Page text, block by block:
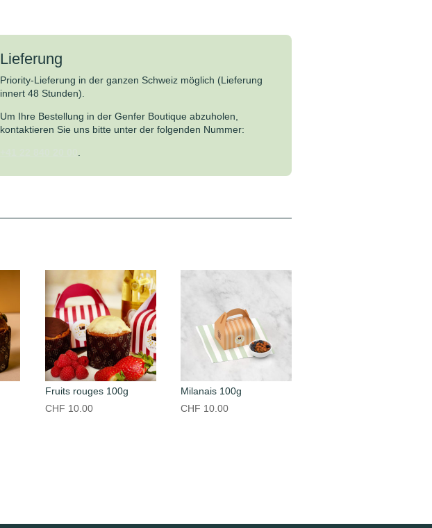
Lieferung
Priority-Lieferung in der ganzen Schweiz möglich (Lieferung
innert 48 Stunden).
Um Ihre Bestellung in der Genfer Boutique abzuholen,
kontaktieren Sie uns bitte unter der folgenden Nummer:
Fruits rouges 100g
CHF 10.00
Milanais 100g
CHF 10.00